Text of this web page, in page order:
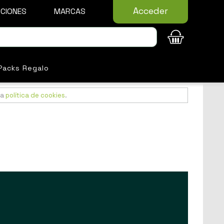
MARCAS Acceder
Regalo
política de cookies.